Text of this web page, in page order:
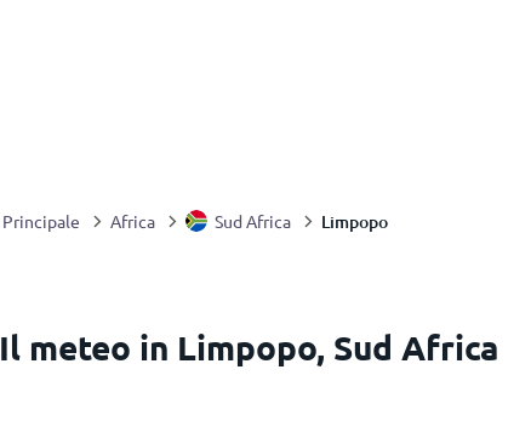
Principale Africa Sud Africa Limpopo
Il meteo in Limpopo, Sud Africa